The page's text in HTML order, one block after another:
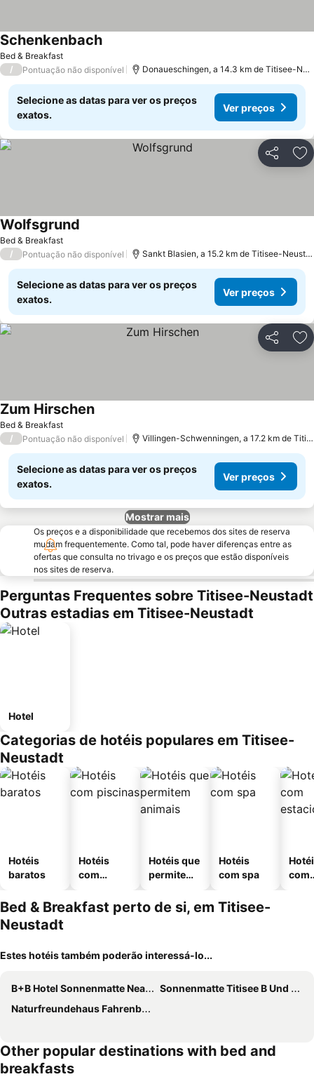
Bed & Breakfast
Schenkenbach
/ Pontuação não disponível Donaueschingen, a 14.3 km de Titisee-Neustadt
Selecione as datas para ver os preços
exatos.
Ver preços
Partilhar
Bed & Breakfast
Wolfsgrund
/ Pontuação não disponível Sankt Blasien, a 15.2 km de Titisee-Neustadt
Selecione as datas para ver os preços
exatos.
Ver preços
Partilhar
Bed & Breakfast
Zum Hirschen
/ Pontuação não disponível Villingen-Schwenningen, a 17.2 km de Titisee-Neustadt
Selecione as datas para ver os preços
exatos.
Ver preços
Mostrar mais
Os preços e a disponibilidade que recebemos dos sites de reserva
mudam frequentemente. Como tal, pode haver diferenças entre as
ofertas que consulta no trivago e os preços que estão disponíveis
nos sites de reserva.
Perguntas Frequentes sobre Titisee-Neustadt
Outras estadias em Titisee-Neustadt
Hotel
Categorias de hotéis populares em Titisee-
Neustadt
Hotéis
baratos
Hotéis
com
Hotéis que
permitem
Hotéis
com spa
com
Bed & Breakfast perto de si, em Titisee-
Neustadt
Estes hotéis também poderão interessá-lo...
B+B Hotel Sonnenmatte Near Badeparadies
Sonnenmatte Titisee B Und B Guesthouse Hotel
Naturfreundehaus Fahrenberg
Other popular destinations with bed and
breakfasts